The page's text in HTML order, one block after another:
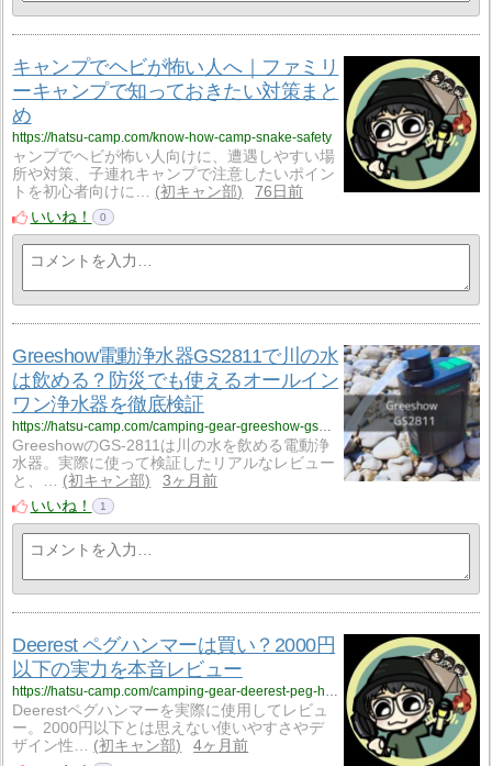
キャンプでヘビが怖い人へ｜ファミリ
ーキャンプで知っておきたい対策まと
め
https://hatsu-camp.com/know-how-camp-snake-safety
ャンプでヘビが怖い人向けに、遭遇しやすい場
所や対策、子連れキャンプで注意したいポイン
トを初心者向けに…
初キャン部
76日前
いいね！
0
Greeshow電動浄水器GS2811で川の水
は飲める？防災でも使えるオールイン
ワン浄水器を徹底検証
GreeshowのGS-2811は川の水を飲める電動浄
水器。実際に使って検証したリアルなレビュー
と、…
初キャン部
3ヶ月前
いいね！
1
Deerest ペグハンマーは買い？2000円
以下の実力を本音レビュー
https://hatsu-camp.com/camping-gear-deerest-peg-hammer
Deerestペグハンマーを実際に使用してレビュ
ー。2000円以下とは思えない使いやすさやデ
ザイン性…
初キャン部
4ヶ月前